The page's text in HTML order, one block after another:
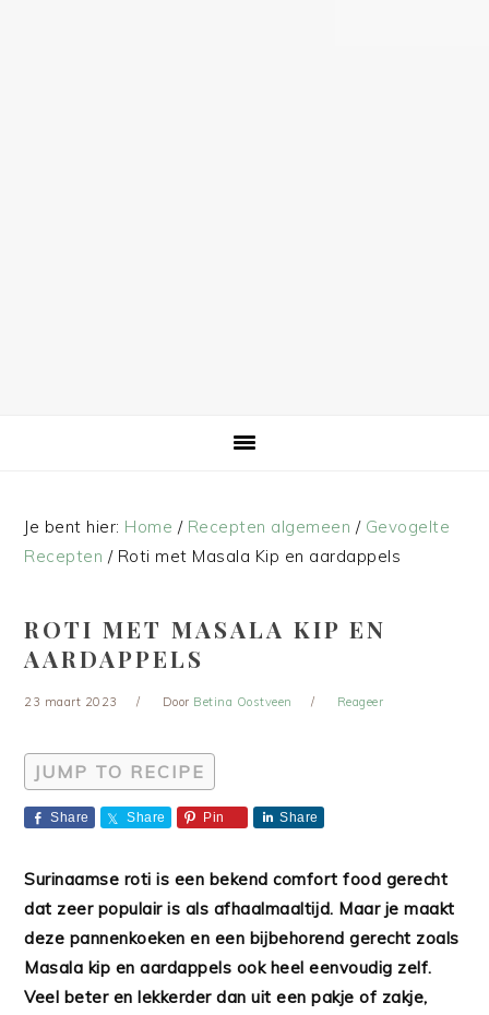
Je bent hier: Home / Recepten algemeen / Gevogelte
Recepten /Roti met Masala Kip en aardappels
ROTI MET MASALA KIP EN
AARDAPPELS
23 maart 2023 Door Betina Oostveen Reageer
JUMP TO RECIPE
Share Share Pin Share
Surinaamse roti is een bekend comfort food gerecht
dat zeer populair is als afhaalmaaltijd. Maar je maakt
deze pannenkoeken en een bijbehorend gerecht zoals
Masala kip en aardappels ook heel eenvoudig zelf.
Veel beter en lekkerder dan uit een pakje of zakje,